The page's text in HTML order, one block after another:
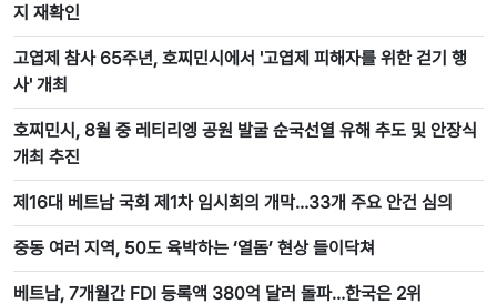
지 재확인
고엽제 참사 65주년, 호찌민시에서 '고엽제 피해자를 위한 걷기 행
사' 개최
호찌민시, 8월 중 레티리엥 공원 발굴 순국선열 유해 추도 및 안장식
개최 추진
제16대 베트남 국회 제1차 임시회의 개막…33개 주요 안건 심의
중동 여러 지역, 50도 육박하는 ‘열돔’ 현상 들이닥쳐
베트남, 7개월간 FDI 등록액 380억 달러 돌파…한국은 2위